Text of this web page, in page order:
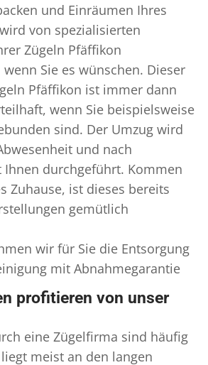
und Einräumen Ihres
von spezialisierten
Zügeln Pfäffikon
Sie es wünschen. Dieser
Pfäffikon ist immer dann
wenn Sie beispielsweise
sind. Der Umzug wird
und nach
Ihnen durchgeführt. Kommen
Zuhause, ist dieses bereits
gemütlich
wir für Sie die Entsorgung
mit Abnahmegarantie
profitieren von unser
eine Zügelfirma sind häufig
meist an den langen